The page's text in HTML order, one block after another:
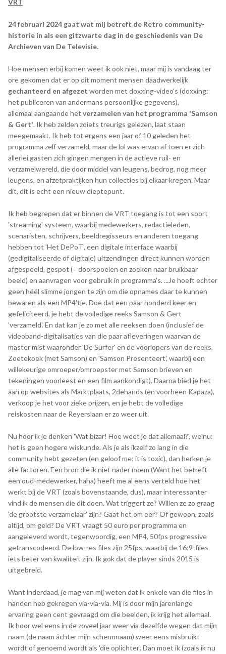
VRT
24 februari 2024 gaat wat mij betreft de Retro community-
historie in als een gitzwarte dag in de geschiedenis van De
Archieven van De Televisie.
Hoe mensen erbij komen weet ik ook niet, maar mij is vandaag ter
ore gekomen dat er op dit moment mensen daadwerkelijk
gechanteerd en afgezet worden met doxxing-video's (doxxing:
het publiceren van andermans persoonlijke gegevens),
allemaal aangaande het verzamelen van het programma 'Samson
& Gert'. Ik heb zelden zoiets treurigs gelezen, laat staan
meegemaakt. Ik heb tot ergens een jaar of 10 geleden het
programma zelf verzameld, maar de lol was ervan af toen er zich
allerlei gasten zich gingen mengen in de actieve ruil- en
verzamelwereld, die door middel van leugens, bedrog, nog meer
leugens, en afzetpraktijken hun collecties bij elkaar kregen. Maar
dit, dit is echt een nieuw dieptepunt.
Ik heb begrepen dat er binnen de VRT toegang is tot een soort
'streaming' systeem, waarbij medewerkers, redactieleden,
scenaristen, schrijvers, beeldregisseurs en anderen toegang
hebben tot 'Het DePoT', een digitale interface waarbij
(gedigitaliseerde of digitale) uitzendingen direct kunnen worden
afgespeeld, gespot (= doorspoelen en zoeken naar bruikbaar
beeld) en aanvragen voor gebruik in programma's. ...Je hoeft echter
geen héél slimme jongen te zijn om die opnames daar te kunnen
bewaren als een MP4'tje. Doe dat een paar honderd keer en
gefeliciteerd, je hebt de volledige reeks Samson & Gert
'verzameld'. En dat kan je zo met alle reeksen doen (inclusief de
videoband-digitalisaties van die paar afleveringen waarvan de
master mist waaronder 'De Surfer' en de voorlopers van de reeks,
Zoetekoek (met Samson) en 'Samson Presenteert', waarbij een
willekeurige omroeper/omroepster met Samson brieven en
tekeningen voorleest en een film aankondigt). Daarna bied je het
aan op websites als Marktplaats, 2dehands (en voorheen Kapaza),
verkoop je het voor zieke prijzen, en je hebt de volledige
reiskosten naar de Reyerslaan er zo weer uit.
Nu hoor ik je denken 'Wat bizar! Hoe weet je dat allemaal?', welnu:
het is geen hogere wiskunde. Als je als ikzelf zo lang in die
community hebt gezeten (en geloof me; it is toxic), dan herken je
alle factoren. Een bron die ik niet nader noem (Want het betreft
een oud-medewerker, haha) heeft me al eens verteld hoe het
werkt bij de VRT (zoals bovenstaande, dus), maar interessanter
vind ik de mensen die dit doen. Wat triggert ze? Willen ze zo graag
'de grootste verzamelaar' zijn? Gaat het om eer? Of gewoon, zoals
altijd, om geld? De VRT vraagt 50 euro per programma en
aangeleverd wordt, tegenwoordig, een MP4, 50fps progressive
getranscodeerd. De low-res files zijn 25fps, waarbij de 16:9-files
iets beter van kwaliteit zijn. Ik gok dat de player sinds 2015 is
uitgebreid.
Want inderdaad, je mag van mij weten dat ik enkele van die files in
handen heb gekregen via-via-via. Mij is door mijn jarenlange
ervaring geen cent gevraagd om die beelden, ik krijg het allemaal.
Ik hoor wel eens in de zoveel jaar weer via dezelfde wegen dat mijn
naam (de naam áchter mijn schermnaam) weer eens misbruikt
wordt of genoemd wordt als 'die oplichter'. Dan moet ik (zoals ik nu